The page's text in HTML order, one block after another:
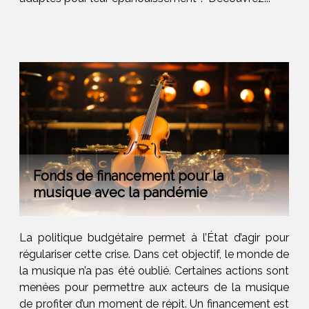
Fonds de financement pour la
musique avec la pandémie
La politique budgétaire permet à l’État d’agir pour
régulariser cette crise. Dans cet objectif, le monde de
la musique n’a pas été oublié. Certaines actions sont
menées pour permettre aux acteurs de la musique
de profiter d’un moment de répit. Un financement est